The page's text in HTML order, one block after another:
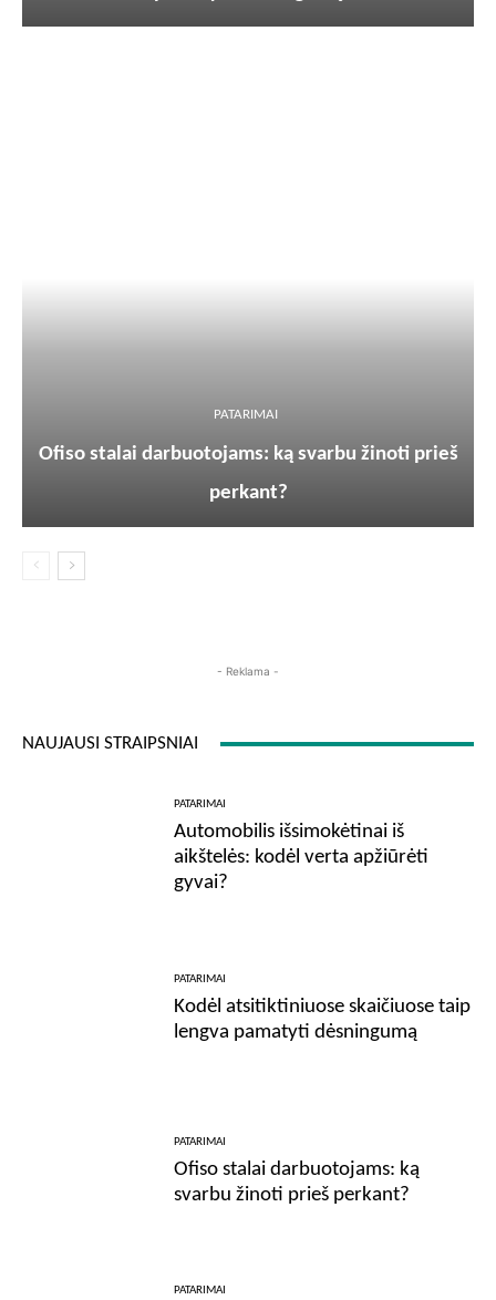
PATARIMAI
Ofiso stalai darbuotojams: ką svarbu žinoti prieš
perkant?
- Reklama -
NAUJAUSI STRAIPSNIAI
PATARIMAI
Automobilis išsimokėtinai iš
aikštelės: kodėl verta apžiūrėti
gyvai?
PATARIMAI
Kodėl atsitiktiniuose skaičiuose taip
lengva pamatyti dėsningumą
PATARIMAI
Ofiso stalai darbuotojams: ką
svarbu žinoti prieš perkant?
PATARIMAI